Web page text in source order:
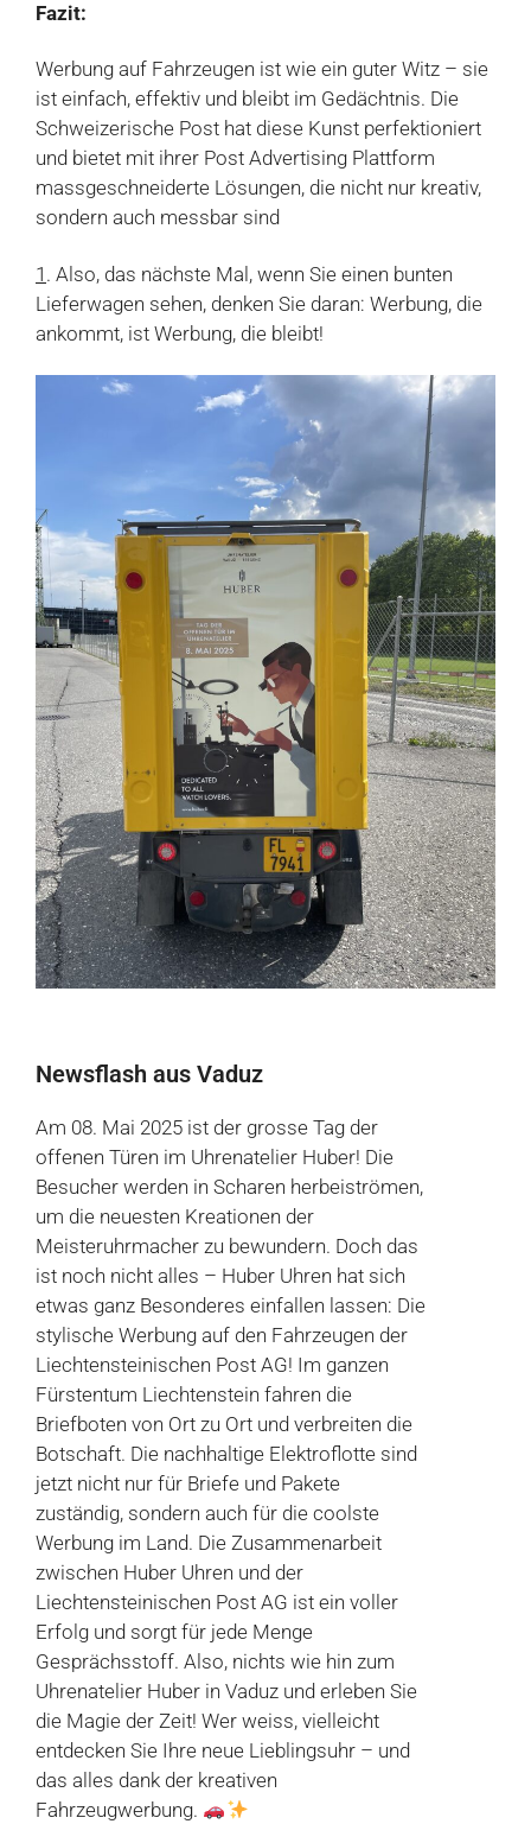
Fazit:
Werbung auf Fahrzeugen ist wie ein guter Witz – sie
ist einfach, effektiv und bleibt im Gedächtnis. Die
Schweizerische Post hat diese Kunst perfektioniert
und bietet mit ihrer Post Advertising Plattform
massgeschneiderte Lösungen, die nicht nur kreativ,
sondern auch messbar sind
1 . Also, das nächste Mal, wenn Sie einen bunten
Lieferwagen sehen, denken Sie daran: Werbung, die
ankommt, ist Werbung, die bleibt!
Newsflash aus Vaduz
Am 08. Mai 2025 ist der grosse Tag der
offenen Türen im Uhrenatelier Huber! Die
Besucher werden in Scharen herbeiströmen,
um die neuesten Kreationen der
Meisteruhrmacher zu bewundern. Doch das
ist noch nicht alles – Huber Uhren hat sich
etwas ganz Besonderes einfallen lassen: Die
stylische Werbung auf den Fahrzeugen der
Liechtensteinischen Post AG! Im ganzen
Fürstentum Liechtenstein fahren die
Briefboten von Ort zu Ort und verbreiten die
Botschaft. Die nachhaltige Elektroflotte sind
jetzt nicht nur für Briefe und Pakete
zuständig, sondern auch für die coolste
Werbung im Land. Die Zusammenarbeit
zwischen Huber Uhren und der
Liechtensteinischen Post AG ist ein voller
Erfolg und sorgt für jede Menge
Gesprächsstoff. Also, nichts wie hin zum
Uhrenatelier Huber in Vaduz und erleben Sie
die Magie der Zeit! Wer weiss, vielleicht
entdecken Sie Ihre neue Lieblingsuhr – und
das alles dank der kreativen
Fahrzeugwerbung.